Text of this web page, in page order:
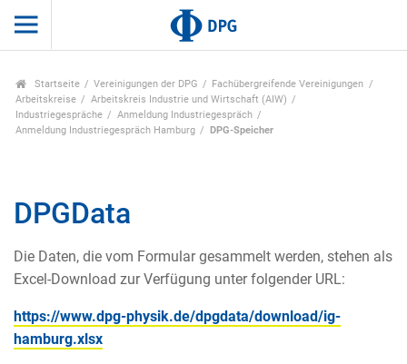
Startseite Vereinigungen der DPG
Fachübergreifende Vereinigungen
Arbeitskreise
Arbeitskreis Industrie und Wirtschaft (AIW)
Industriegespräche
Anmeldung Industriegespräch
Anmeldung Industriegespräch Hamburg
DPG-Speicher
DPGData
Die Daten, die vom Formular gesammelt werden, stehen als
Excel-Download zur Verfügung unter folgender URL:
https://www.dpg-physik.de/dpgdata/download/ig-
hamburg.xlsx